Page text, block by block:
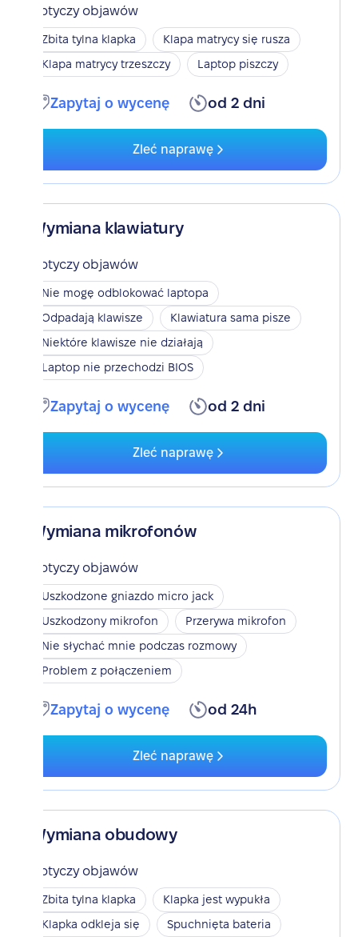
Dotyczy objawów
Zbita tylna klapka
Klapa matrycy się rusza
Klapa matrycy trzeszczy
Laptop piszczy
Zapytaj o wycenę od 2 dni
Zleć naprawę
Wymiana klawiatury
Dotyczy objawów
Nie mogę odblokować laptopa
Odpadają klawisze
Klawiatura sama pisze
Niektóre klawisze nie działają
Laptop nie przechodzi BIOS
Zapytaj o wycenę od 2 dni
Zleć naprawę
Wymiana mikrofonów
Dotyczy objawów
Uszkodzone gniazdo micro jack
Uszkodzony mikrofon
Przerywa mikrofon
Nie słychać mnie podczas rozmowy
Problem z połączeniem
Zapytaj o wycenę od 24h
Zleć naprawę
Wymiana obudowy
Dotyczy objawów
Zbita tylna klapka
Klapka jest wypukła
Klapka odkleja się
Spuchnięta bateria